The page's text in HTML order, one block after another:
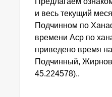
и весь текущий
Подчинном по
времени Аср по
приведено время
Подчинный,
45.224578)..